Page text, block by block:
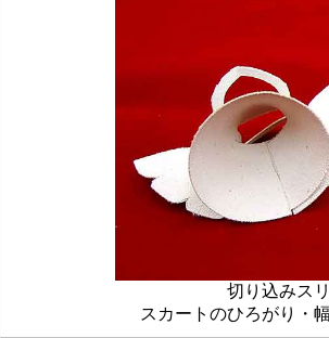
切り込みス
スカートのひろがり・